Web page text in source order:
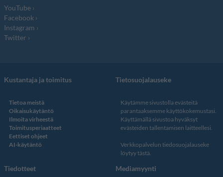
YouTube
Facebook
Instagram
Twitter
Kustantaja ja toimitus
Tietoa meistä
Oikaisukäytäntö
Ilmoita virheestä
Toimitusperiaatteet
Eettiset ohjeet
AI-käytäntö
Tietosuojalauseke
Käytämme sivustolla evästeitä
parantaaksemme käyttökokemustasi.
Käyttämällä sivustoa hyväksyt
evästeiden tallentamisen laitteellesi.
Verkkopalvelun tiedosuojalauseke
löytyy tästä.
Tiedotteet Mediamyynti